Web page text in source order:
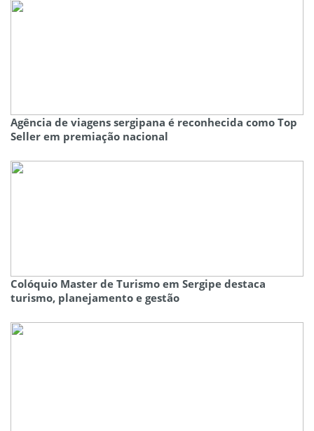
Agência de viagens sergipana é reconhecida como Top
Seller em premiação nacional
Colóquio Master de Turismo em Sergipe destaca
turismo, planejamento e gestão